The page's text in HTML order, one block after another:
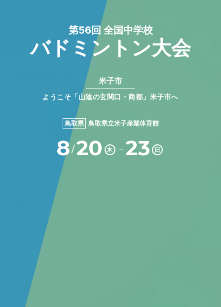
第56回 全国中学校
バドミントン大会
米子市
ようこそ「山陰の玄関口・商都」米子市へ
鳥取県 鳥取県立米子産業体育館
8/20 木 － 23 日